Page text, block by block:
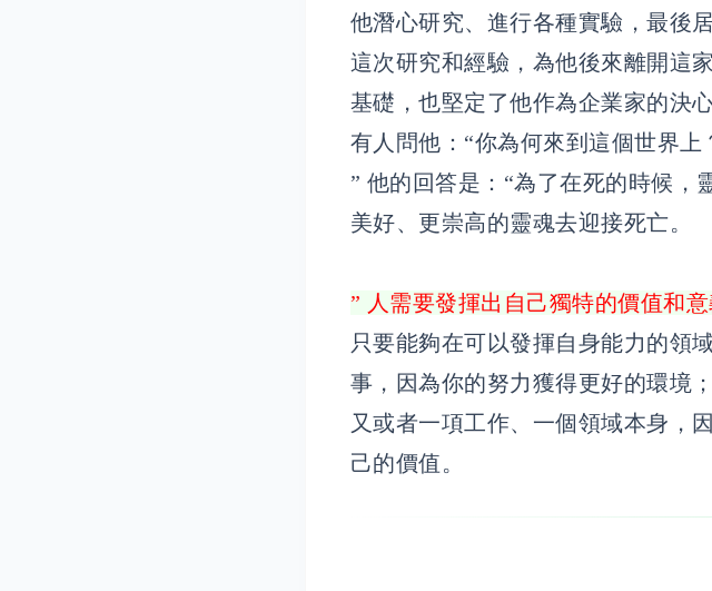
他潛心研究、進行各種實驗，最後
這次研究和經驗，為他後來離開這
基礎，也堅定了他作為企業家的決心
有人問他：“你為何來到這個世界上
” 他的回答是：“為了在死的時候，
美好、更崇高的靈魂去迎接死亡。
” 人需要發揮出自己獨特的價值和
只要能夠在可以發揮自身能力的領
事，因為你的努力獲得更好的環境；
又或者一項工作、一個領域本身，
己的價值。